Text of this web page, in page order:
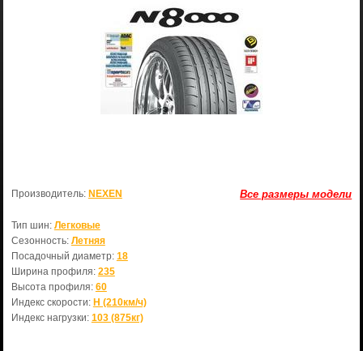
Все размеры модели
Производитель: NEXEN
Тип шин: Легковые
Сезонность: Летняя
Посадочный диаметр: 18
Ширина профиля: 235
Высота профиля: 60
Индекс скорости: H (210км/ч)
Индекс нагрузки: 103 (875кг)